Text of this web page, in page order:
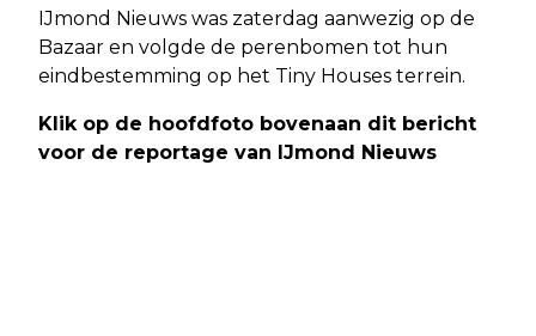
IJmond Nieuws was zaterdag aanwezig op de
Bazaar en volgde de perenbomen tot hun
eindbestemming op het Tiny Houses terrein.
Klik op de hoofdfoto bovenaan dit bericht
voor de reportage van IJmond Nieuws